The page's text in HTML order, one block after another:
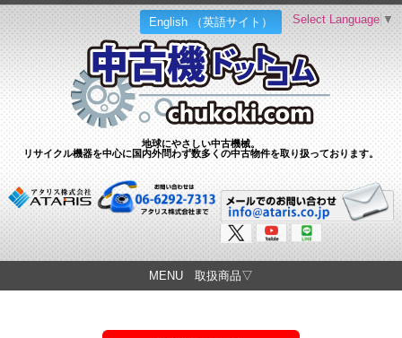
English （英語サイト）
地球にやさしい中古機械。
リサイクル機器を中心に国内外問わず数多くの中古物件を取り扱っております。
Select Language ▼
MENU 取扱商品▽